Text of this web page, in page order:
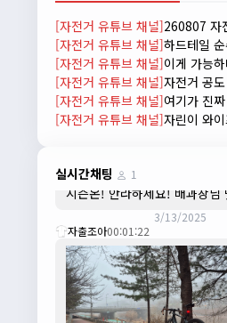
[자전거 유튜브 채널]
[자전거 유튜브 채널]
[자전거 유튜브 채널]
[자전거 유튜브 채널]
[자전거 유튜브 채널]
[자전거 유튜브 채널]
실시간채팅 1
자출조아18:44:23
넵!! 잔차나라도 시즌온과 함
하루 보내세요~~
3/1/2025
자출조아08:54:33
수도권은 3.1절 연휴 비소식...
JIWOON23:26:13
시즌온! 안라하세요! 배과장님
3/13/2025
자출조아00:01:22